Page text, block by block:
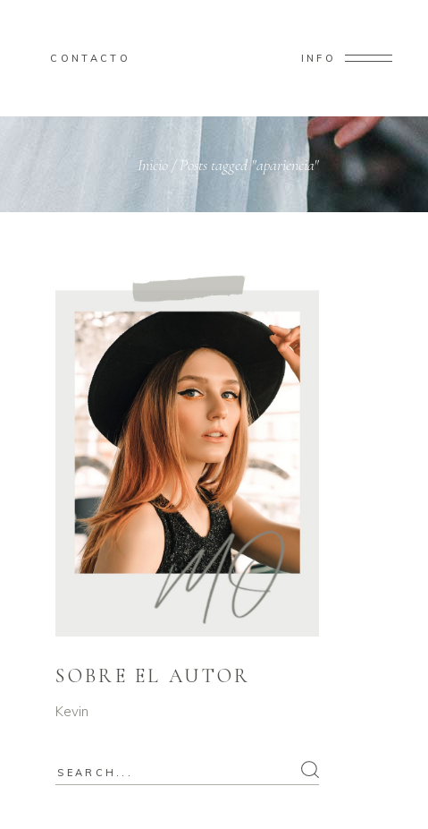
CONTACTO INFO
Inicio/Posts tagged "apariencia"
SOBRE EL AUTOR
Kevin
Search